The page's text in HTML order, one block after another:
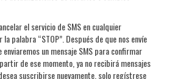
el servicio de SMS en cualquier
palabra “STOP”. Después de que nos envíe
enviaremos un mensaje SMS para confirmar
de ese momento, ya no recibirá mensajes
suscribirse nuevamente, solo regístrese